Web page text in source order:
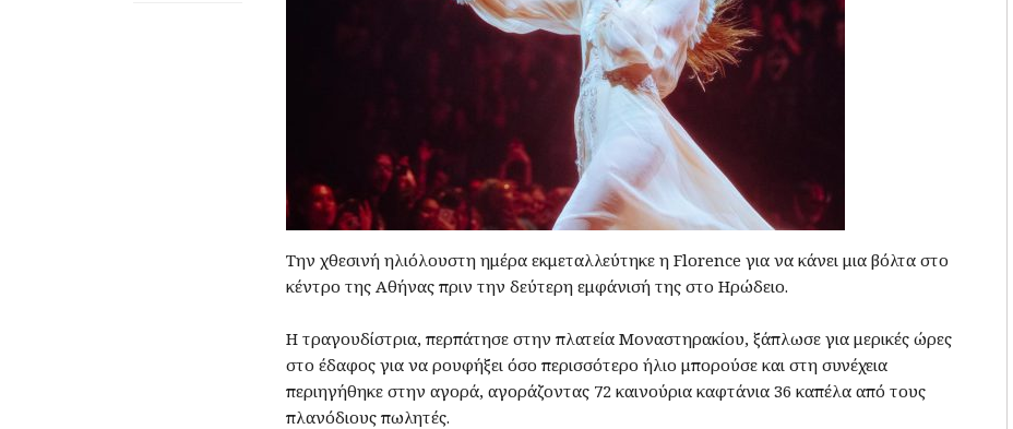
Την χθεσινή ηλιόλουστη ημέρα εκμεταλλεύτηκε η Florence για να κάνει μια βόλτα στο
κέντρο της Αθήνας πριν την δεύτερη εμφάνισή της στο Ηρώδειο.
Η τραγουδίστρια, περπάτησε στην πλατεία Μοναστηρακίου, ξάπλωσε για μερικές ώρες
στο έδαφος για να ρουφήξει όσο περισσότερο ήλιο μπορούσε και στη συνέχεια
περιηγήθηκε στην αγορά, αγοράζοντας 72 καινούρια καφτάνια 36 καπέλα από τους
πλανόδιους πωλητές.